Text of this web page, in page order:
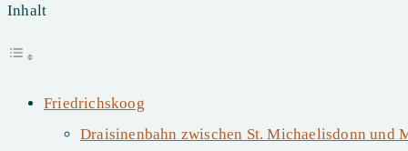
Inhalt
Friedrichskoog
Draisinenbahn zwischen St. Michaelisdonn und